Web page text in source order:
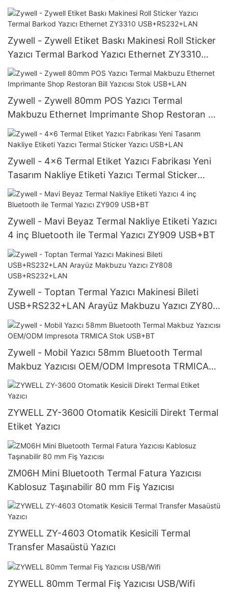
Yazıcısı Mobil Makbuz Yazıcısı
Zywell - Zywell Etiket Baskı Makinesi Roll Sticker
Yazıcı Termal Barkod Yazıcı Ethernet ZY3310
USB+RS232+LAN
Zywell - Zywell 80mm POS Yazıcı Termal
Makbuzu Ethernet Imprimante Shop Restoran Bill
Yazıcısı Stok USB+LAN
Zywell - 4x6 Termal Etiket Yazıcı Fabrikası Yeni
Tasarım Nakliye Etiketi Yazıcı Termal Sticker
Yazıcı USB+LAN
Zywell - Mavi Beyaz Termal Nakliye Etiketi Yazıcı
4 inç Bluetooth ile Termal Yazıcı ZY909 USB+BT
Zywell - Toptan Termal Yazıcı Makinesi Bileti
USB+RS232+LAN Arayüz Makbuzu Yazıcı ZY808
USB+RS232+LAN
Zywell - Mobil Yazıcı 58mm Bluetooth Termal
Makbuz Yazıcısı OEM/ODM Impresota TRMICA
Stok USB+BT
ZYWELL ZY-3600 Otomatik Kesicili Direkt Termal
Etiket Yazıcı
ZM06H Mini Bluetooth Termal Fatura Yazıcısı
Kablosuz Taşınabilir 80 mm Fiş Yazıcısı
ZYWELL ZY-4603 Otomatik Kesicili Termal
Transfer Masaüstü Yazıcı
ZYWELL 80mm Termal Fiş Yazıcısı USB/Wifi